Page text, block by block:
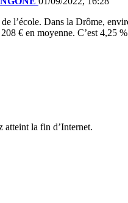
l’école. Dans la Drôme,
208 € en moyenne. C’est 4,25
atteint la fin d’Internet.